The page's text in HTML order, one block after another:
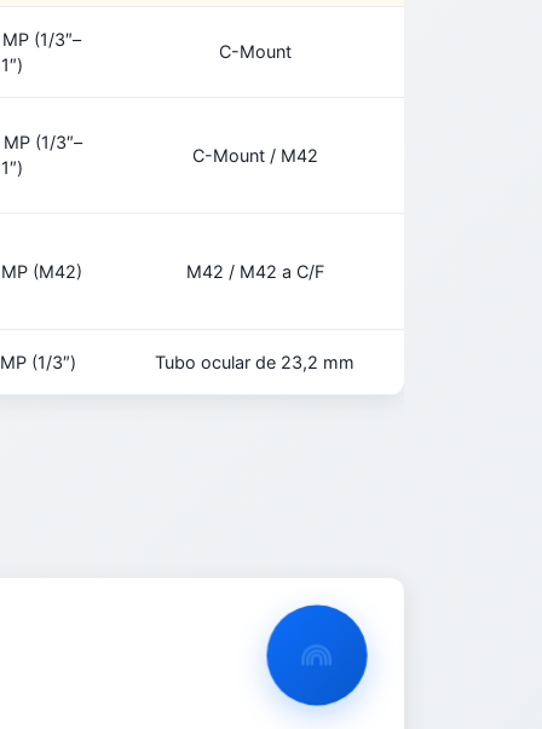
(1/3″–
1″)
C-Mount
(1/3″–
1″)
C-Mount / M42
(M42) M42 / M42 a C/F
(1/3″) Tubo ocular de 23,2 mm